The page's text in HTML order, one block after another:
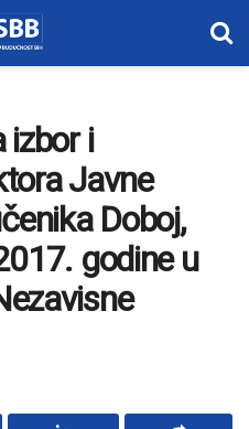
izbor i
Javne
Doboj,
godine u